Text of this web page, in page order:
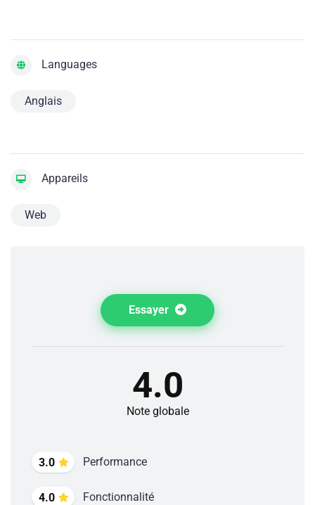
Languages
Anglais
Appareils
Web
Essayer
3.0 Performance
4.0 Fonctionnalité
4.0
Note globale